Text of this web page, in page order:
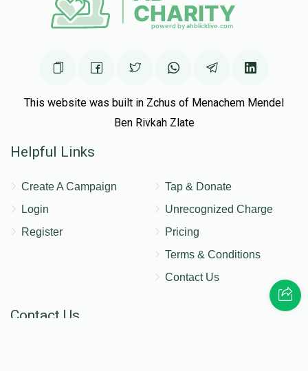
This website was built in Zchus of Menachem Mendel
Ben Rivkah Zlate
Helpful Links
Create A Campaign
Login
Register
Tap & Donate
Unrecognized Charge
Pricing
Terms & Conditions
Contact Us
Contact Us